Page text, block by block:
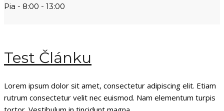
Pia - 8:00 - 13:00
Test Článku
Lorem ipsum dolor sit amet, consectetur adipiscing elit. Etiam
rutrum consectetur velit nec euismod. Nam elementum turpis